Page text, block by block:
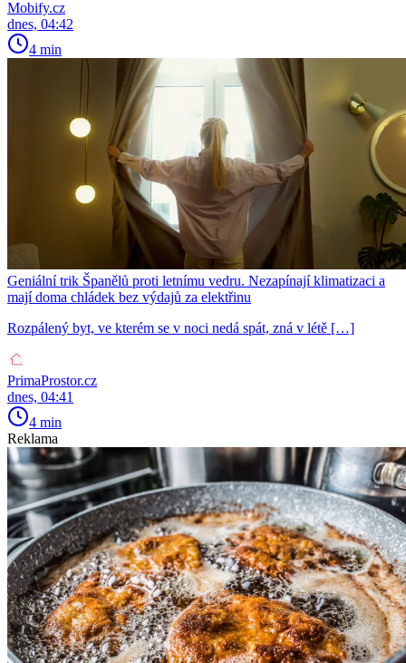
Mobify.cz
dnes, 04:42
4 min
Geniální trik Španělů proti letnímu vedru. Nezapínají klimatizaci a
mají doma chládek bez výdajů za elektřinu
Rozpálený byt, ve kterém se v noci nedá spát, zná v létě […]
PrimaProstor.cz
dnes, 04:41
4 min
Reklama